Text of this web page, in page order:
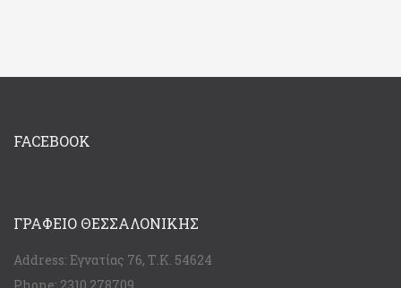
FACEBOOK
ΓΡΑΦΕΊΟ ΘΕΣΣΑΛΟΝΊΚΗΣ
Address: Εγνατίας 76, Τ.Κ. 54624